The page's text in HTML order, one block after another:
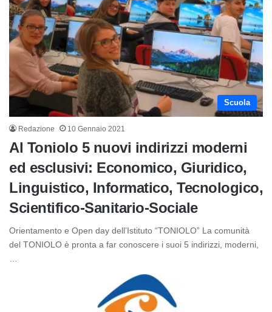
Scuola
Redazione 10 Gennaio 2021
Al Toniolo 5 nuovi indirizzi moderni
ed esclusivi: Economico, Giuridico,
Linguistico, Informatico, Tecnologico,
Scientifico-Sanitario-Sociale
Orientamento e Open day dell’Istituto “TONIOLO” La comunità
del TONIOLO è pronta a far conoscere i suoi 5 indirizzi, moderni,